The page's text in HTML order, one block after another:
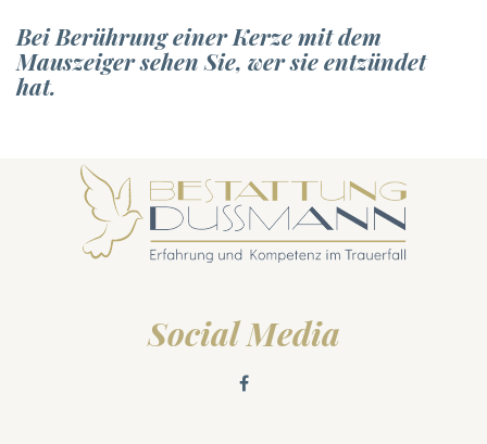
Bei Berührung einer Kerze mit dem
Mauszeiger sehen Sie, wer sie entzündet
hat.
Social Media